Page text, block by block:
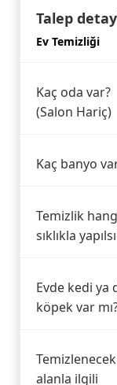
Talep
Ev Temizliği
Kaç oda var?
(Salon Hariç)
Kaç banyo
Temizlik
sıklıkla
Evde kedi ya
köpek var
Temizlenecek
alanla ilgili